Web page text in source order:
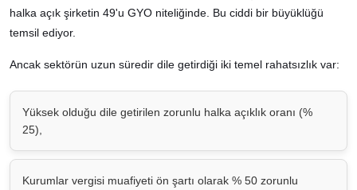
halka açık şirketin 49'u GYO niteliğinde. Bu ciddi bir büyüklüğü
temsil ediyor.
Ancak sektörün uzun süredir dile getirdiği iki temel rahatsızlık var:
Yüksek olduğu dile getirilen zorunlu halka açıklık oranı (%
25),
Kurumlar vergisi muafiyeti ön şartı olarak % 50 zorunlu